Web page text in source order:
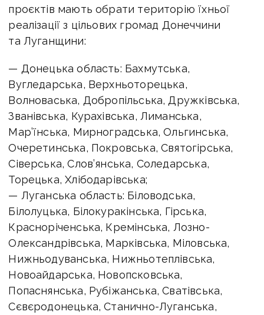
проєктів мають обрати територію їхньої
реалізації з цільових громад Донеччини
та Луганщини:
— Донецька область: Бахмутська,
Вугледарська, Верхньоторецька,
Волноваська, Добропільська, Дружківська,
Званівська, Курахівська, Лиманська,
Мар’їнська, Мирноградська, Ольгинська,
Очеретинська, Покровська, Святогірська,
Сіверська, Слов’янська, Соледарська,
Торецька, Хлібодарівська;
— Луганська область: Біловодська,
Білолуцька, Білокуракінська, Гірська,
Красноріченська, Кремінська, Лозно-
Олександрівська, Марківська, Міловська,
Нижньодуванська, Нижньотеплівська,
Новоайдарська, Новопсковська,
Попаснянська, Рубіжанська, Сватівська,
Сєвєродонецька, Станично-Луганська,